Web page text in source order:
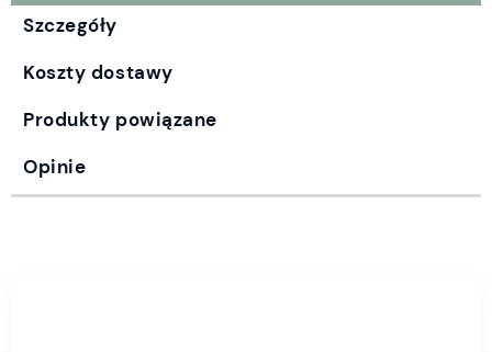
Szczegóły
Koszty dostawy
Produkty powiązane
Opinie